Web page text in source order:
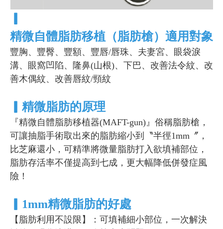
精微自體脂肪移植（脂肪槍）適用對象
豐胸、豐臀、豐額、豐唇/唇珠、夫妻宮、眼袋淚
溝、眼窩凹陷、隆鼻(山根)、下巴、改善法令紋、改
善木偶紋、改善唇紋/頸紋
精微脂肪的原理
『精微自體脂肪移植器(MAFT-gun)』俗稱脂肪槍，
可讓抽脂手術取出來的脂肪縮小到〝半徑1mm〞，
比芝麻還小，可精準將微量脂肪打入欲填補部位，
脂肪存活率不僅提高到七成，更大幅降低併發症風
險！
1mm精微脂肪的好處
【脂肪利用不設限】：可填補細小部位，一次解決